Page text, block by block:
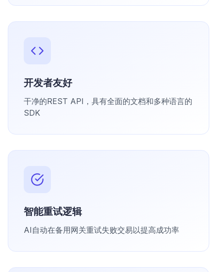
开发者友好
干净的REST API，具有全面的文档和多种语言的
SDK
智能重试逻辑
AI自动在备用网关重试失败交易以提高成功率